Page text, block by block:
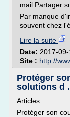
mail Partager
Par manque
souvent chez
Lire la suite
Date: 2017-
Site : http://
Protéger
solutions d
Articles
Protéger son